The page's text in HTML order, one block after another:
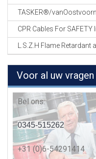
TASKER®/
CPR Cables For
L.S.Z.H Flame Retardant
Voor al uw vragen
Bel ons:
0345-515262
+31 (0)6-54291414